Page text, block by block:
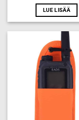
LUE LISÄÄ